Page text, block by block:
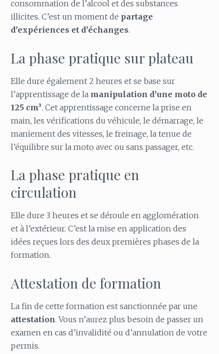
consommation de l’alcool et des substances
illicites. C’est un moment de partage
d’expériences et d’échanges.
La phase pratique sur plateau
Elle dure également 2 heures et se base sur
l’apprentissage de la manipulation d’une moto de
125 cm³. Cet apprentissage concerne la prise en
main, les vérifications du véhicule, le démarrage, le
maniement des vitesses, le freinage, la tenue de
l’équilibre sur la moto avec ou sans passager, etc.
La phase pratique en
circulation
Elle dure 3 heures et se déroule en agglomération
et à l’extérieur. C’est la mise en application des
idées reçues lors des deux premières phases de la
formation.
Attestation de formation
La fin de cette formation est sanctionnée par une
attestation. Vous n’aurez plus besoin de passer un
examen en cas d’invalidité ou d’annulation de votre
permis.